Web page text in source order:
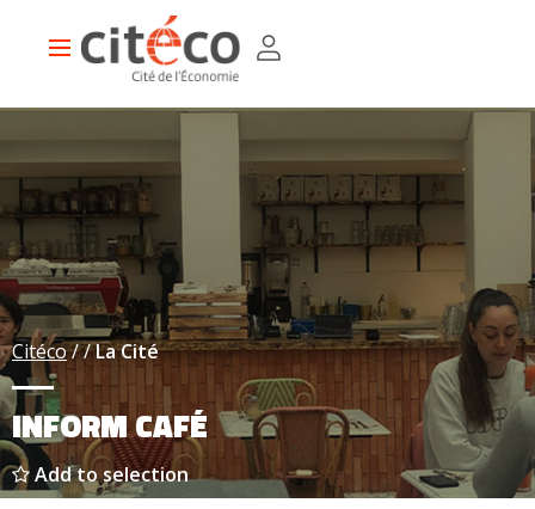
Main
Citéco La Cité
INFORM CAFÉ
Add to selection
Cookies management panel